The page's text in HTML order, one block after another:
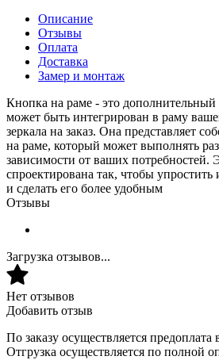
Описание
Отзывы
Оплата
Доставка
Замер и монтаж
Кнопка на раме - это дополнительный
может быть интегрирован в раму
зеркала на заказ. Она представляет
на раме, который может выполнять
зависимости от ваших потребностей.
спроектирована так, чтобы упростить
и сделать его более удобным
Отзывы
Загрузка отзывов...
Нет отзывов
Добавить отзыв
По заказу осуществляется предоплата
Отгрузка осуществляется по полной